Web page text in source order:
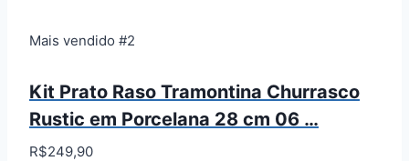
Mais vendido #2
Kit Prato Raso Tramontina Churrasco
Rustic em Porcelana 28 cm 06 …
R$249,90